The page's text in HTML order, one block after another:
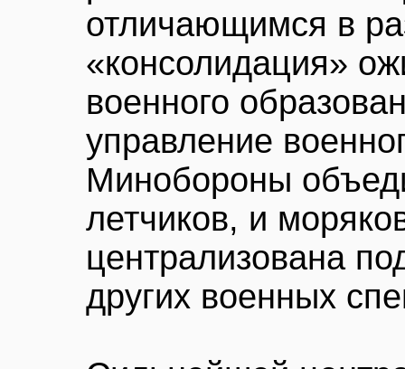
отличающимся в
«консолидация»
военного
управление
Минобороны
летчиков, и
централизована
других военных